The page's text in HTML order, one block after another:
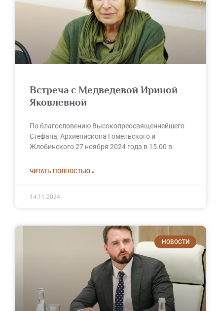
Встреча с Медведевой Ириной
Яковлевной
По благословению Высокопреосвященнейшего
Стефана, Архиепископа Гомельского и
Жлобинского 27 ноября 2024 года в 15.00 в
ЧИТАТЬ ПОЛНОСТЬЮ »
14.11.2024
НОВОСТИ